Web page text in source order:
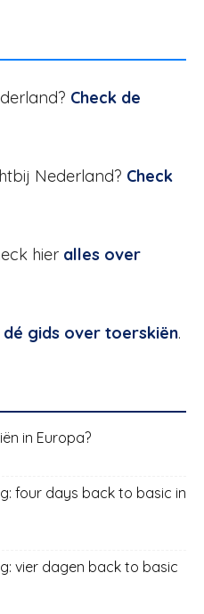
Check de
Nederland? Check
hier alles over
dé gids over toerskiën.
in Europa?
four days back to basic in
vier dagen back to basic